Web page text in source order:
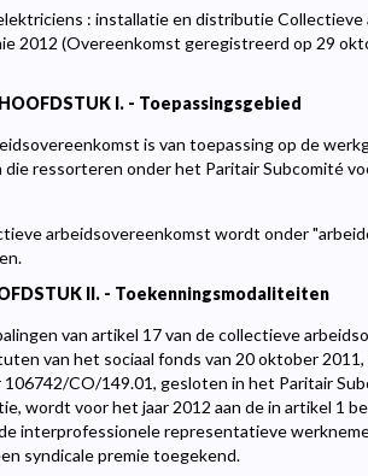
: installatie en distributie
2012 (Overeenkomst geregistreerd op 29
HOOFDSTUK I. - Toepassingsgebied
is van toepassing op de
ressorteren onder het Paritair Subcomité
arbeidsovereenkomst wordt onder
II. - Toekenningsmodaliteiten
van artikel 17 van de collectieve
van het sociaal fonds van 20 oktober
CO/149.01, gesloten in het Paritair
wordt voor het jaar 2012 aan de in artikel 1
interprofessionele representatieve
syndicale premie toegekend.